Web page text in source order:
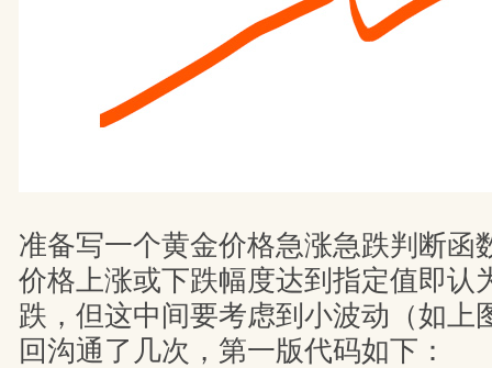
准备写一个黄金价格急涨急跌判断函
价格上涨或下跌幅度达到指定值即认
跌，但这中间要考虑到小波动（如上
回沟通了几次，第一版代码如下：